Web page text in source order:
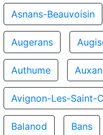
Asnans-Beauvoisin
Augerans
Authume
Avignon-Les-Saint-
Balanod Bans